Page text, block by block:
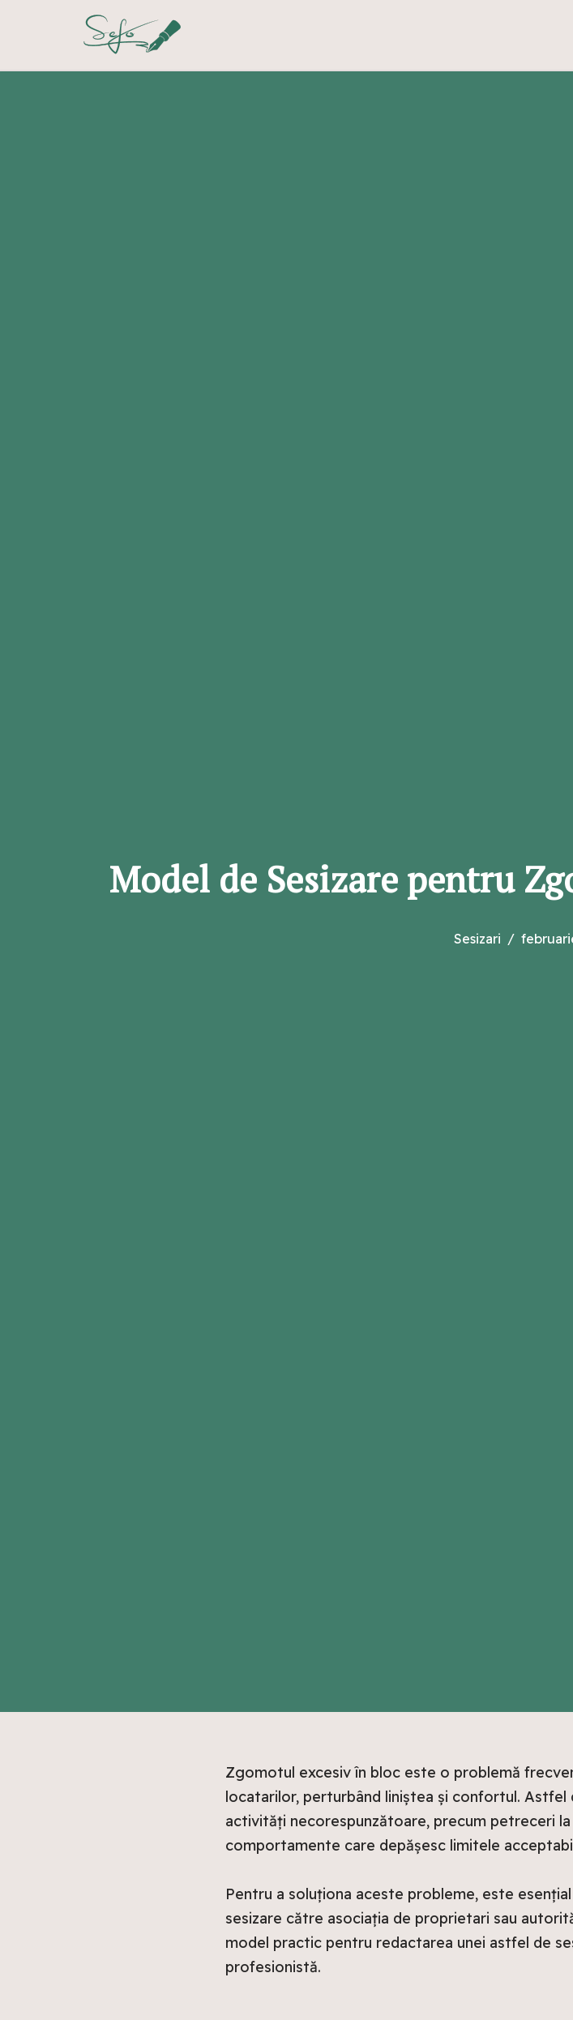
la
Model de Sesizare pentru
Sesizari
Zgomotul excesiv în bloc este o problemă
locatarilor, perturbând liniștea și confortul. Astfel
activități necorespunzătoare, precum petreceri
comportamente care depășesc limitele
Pentru a soluționa aceste probleme, este
sesizare către asociația de proprietari sau
model practic pentru redactarea unei astfel de
profesionistă.